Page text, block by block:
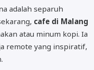
adalah separuh
cafe di Malang
atau minum kopi. Ia
remote yang inspiratif,